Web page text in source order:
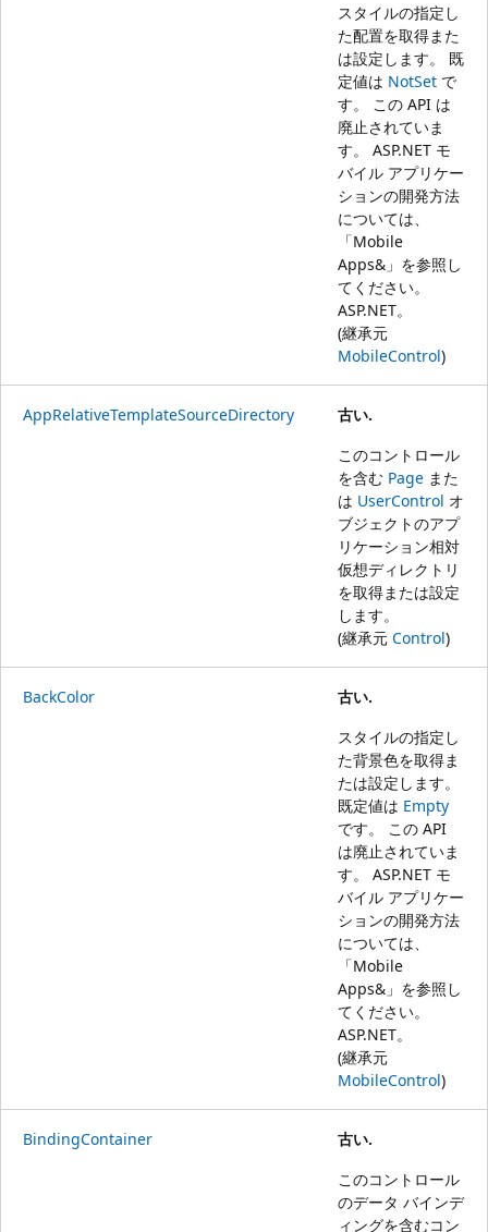
スタイルの指定し
た配置を取得また
は設定します。 既
定値は NotSet で
す。 この API は
廃止されていま
す。 ASP.NET モ
バイル アプリケー
ションの開発方法
については、
「Mobile
Apps&」を参照し
てください。
ASP.NET。
(継承元
MobileControl)
AppRelativeTemplateSourceDirectory
古い.
このコントロール
を含む Page また
は UserControl オ
ブジェクトのアプ
リケーション相対
仮想ディレクトリ
を取得または設定
します。
(継承元 Control)
BackColor
古い.
スタイルの指定し
た背景色を取得ま
たは設定します。
既定値は Empty
です。 この API
は廃止されていま
す。 ASP.NET モ
バイル アプリケー
ションの開発方法
については、
「Mobile
Apps&」を参照し
てください。
ASP.NET。
(継承元
MobileControl)
BindingContainer
古い.
このコントロール
のデータ バインデ
ィングを含むコン